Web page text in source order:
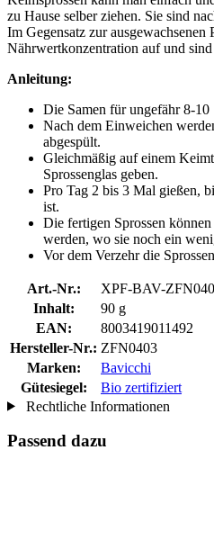
zu Hause selber ziehen. Sie sind
Im Gegensatz zur ausgewachsenen
Nährwertkonzentration auf und
Anleitung:
Die Samen für ungefähr 8-10
Nach dem Einweichen
abgespült.
Gleichmäßig auf einem
Sprossenglas geben.
Pro Tag 2 bis 3 Mal gießen,
ist.
Die fertigen Sprossen
werden, wo sie noch ein
Vor dem Verzehr die
Art.-Nr.:
XPF-BAV-
Inhalt:
90 g
EAN:
8003419011492
Hersteller-Nr.: ZFN0403
Marken:
Bavicchi
Gütesiegel:
Bio zertifiziert
Rechtliche Informationen
Passend dazu